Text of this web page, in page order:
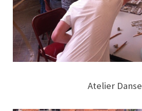
Atelier Danse